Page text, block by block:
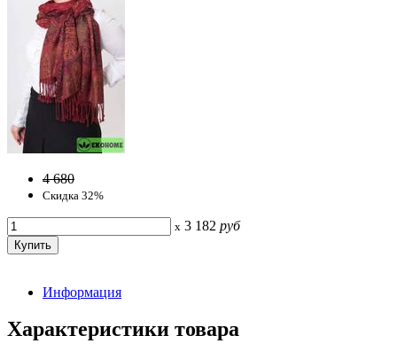
4 680
Скидка 32%
x 3 182 руб
Информация
Характеристики товара